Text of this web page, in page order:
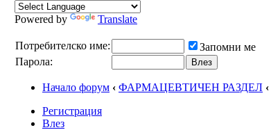
Powered by Translate
Потребителско име:
Запомни ме
Парола:
Начало форум ‹ ФАРМАЦЕВТИЧЕН РАЗДЕЛ ‹
Регистрация
Влез